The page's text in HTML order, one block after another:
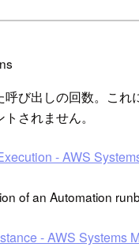
呼び出しの回数。こ
されません。
- AWS
of an Automation
- AWS Systems